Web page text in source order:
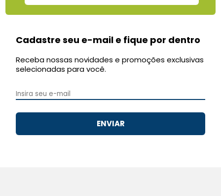
Cadastre seu e-mail e fique por dentro
Receba nossas novidades e promoções exclusivas
selecionadas para você.
ENVIAR